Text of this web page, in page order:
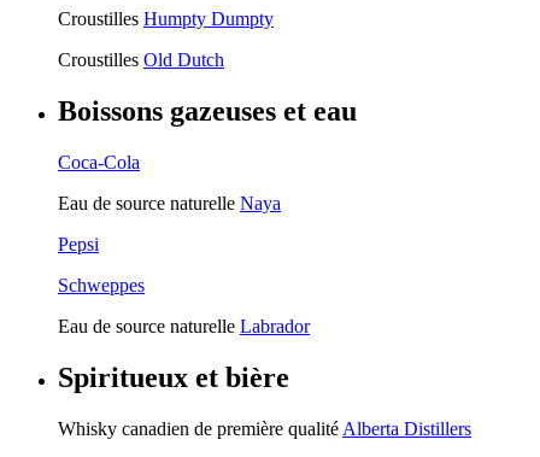
Croustilles Humpty Dumpty
Croustilles Old Dutch
Boissons gazeuses et eau
Coca-Cola
Eau de source naturelle Naya
Pepsi
Schweppes
Eau de source naturelle Labrador
Spiritueux et bière
Whisky canadien de première qualité Alberta Distillers